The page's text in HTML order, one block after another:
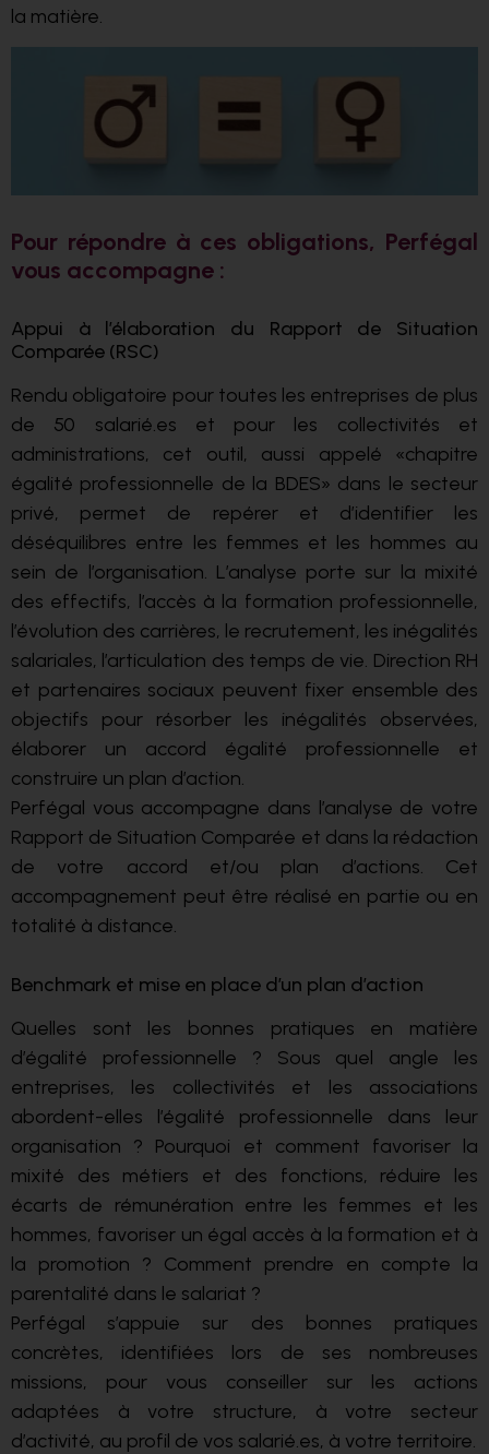
la matière.
Pour répondre à ces obligations, Perfégal
vous accompagne :
Appui à l’élaboration du Rapport de Situation
Comparée (RSC)
Rendu obligatoire pour toutes les entreprises de plus
de 50 salarié.es et pour les collectivités et
administrations, cet outil, aussi appelé «chapitre
égalité professionnelle de la BDES» dans le secteur
privé, permet de repérer et d’identifier les
déséquilibres entre les femmes et les hommes au
sein de l’organisation. L’analyse porte sur la mixité
des effectifs, l’accès à la formation professionnelle,
l’évolution des carrières, le recrutement, les inégalités
salariales, l’articulation des temps de vie. Direction RH
et partenaires sociaux peuvent fixer ensemble des
objectifs pour résorber les inégalités observées,
élaborer un accord égalité professionnelle et
construire un plan d’action.
Perfégal vous accompagne dans l’analyse de votre
Rapport de Situation Comparée et dans la rédaction
de votre accord et/ou plan d’actions. Cet
accompagnement peut être réalisé en partie ou en
totalité à distance.
Benchmark et mise en place d’un plan d’action
Quelles sont les bonnes pratiques en matière
d’égalité professionnelle ? Sous quel angle les
entreprises, les collectivités et les associations
abordent-elles l’égalité professionnelle dans leur
organisation ? Pourquoi et comment favoriser la
mixité des métiers et des fonctions, réduire les
écarts de rémunération entre les femmes et les
hommes, favoriser un égal accès à la formation et à
la promotion ? Comment prendre en compte la
parentalité dans le salariat ?
Perfégal s’appuie sur des bonnes pratiques
concrètes, identifiées lors de ses nombreuses
missions, pour vous conseiller sur les actions
adaptées à votre structure, à votre secteur
d’activité, au profil de vos salarié.es, à votre territoire.